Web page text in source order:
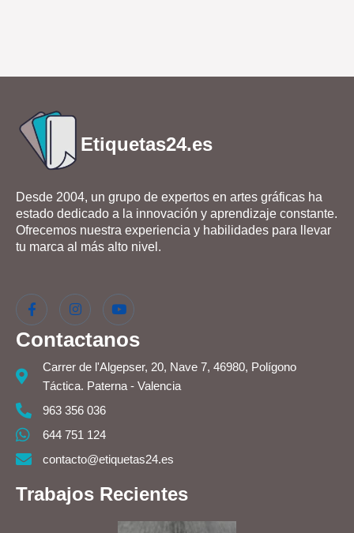
Etiquetas24.es
Desde 2004, un grupo de expertos en artes gráficas ha
estado dedicado a la innovación y aprendizaje constante.
Ofrecemos nuestra experiencia y habilidades para llevar
tu marca al más alto nivel.
Contactanos
Carrer de l'Algepser, 20, Nave 7, 46980, Polígono
Táctica. Paterna - Valencia
963 356 036
644 751 124
contacto@etiquetas24.es
Trabajos Recientes